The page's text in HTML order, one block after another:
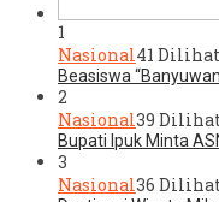
1
Nasional41 Dilihat
Beasiswa
2
Nasional39
Bupati Ipuk Minta
3
Nasional36